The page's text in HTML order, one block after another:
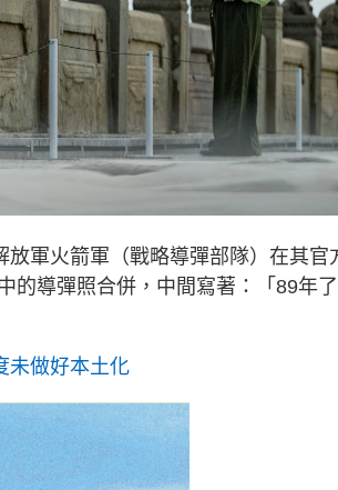
軍火箭軍（戰略導彈部隊）在其官
的導彈照合併，中間寫著：「89年
未做好本土化